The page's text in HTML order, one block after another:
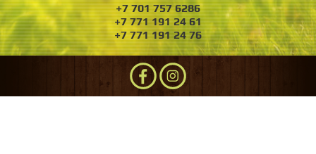
+7 701 757 6286
+7 771 191 24 61
+7 771 191 24 76